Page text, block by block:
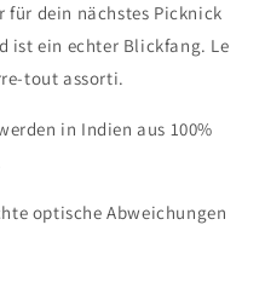
für dein nächstes Picknick
ist ein echter Blickfang. Le
tout assorti.
in Indien aus 100%
optische Abweichungen